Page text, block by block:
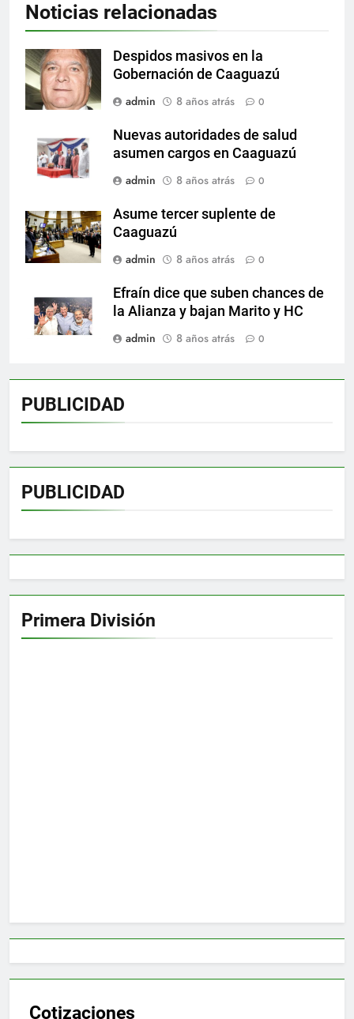
Noticias relacionadas
Despidos masivos en la
Gobernación de Caaguazú
admin
8 años atrás 0
Nuevas autoridades de salud
asumen cargos en Caaguazú
admin
8 años atrás 0
Asume tercer suplente de
Caaguazú
admin
8 años atrás 0
Efraín dice que suben chances de
la Alianza y bajan Marito y HC
admin
8 años atrás 0
PUBLICIDAD
PUBLICIDAD
Primera División
Cotizaciones